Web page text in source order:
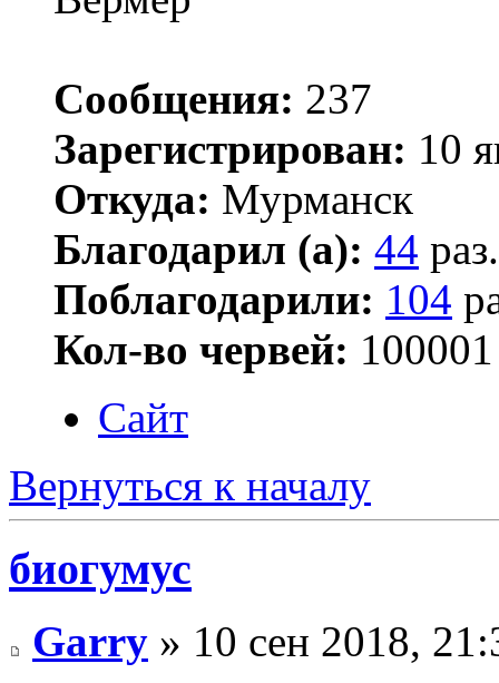
Сообщения: 237
Зарегистрирован: 10
Откуда: Мурманск
Благодарил (а): 44 раз.
Поблагодарили: 104
Кол-во червей: 100001
Сайт
Вернуться к началу
биогумус
Garry » 10 сен 2018,